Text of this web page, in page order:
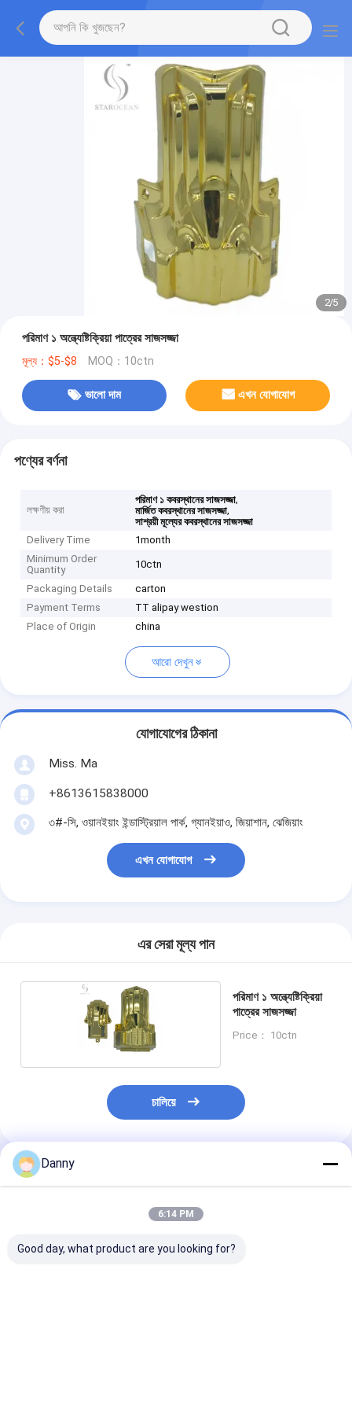
2/5
পরিমাণ ১ অন্ত্যেষ্টিক্রিয়া পাত্রের সাজসজ্জা
মূল্য：$5-$8 MOQ：10ctn
ভালো দাম এখন যোগাযোগ
পণ্যের বর্ণনা
লক্ষণীয় করা
পরিমাণ ১ কবরস্থানের সাজসজ্জা,
মার্জিত কবরস্থানের সাজসজ্জা,
সাশ্রয়ী মূল্যের কবরস্থানের সাজসজ্জা
Delivery Time
1month
Minimum Order
Quantity
10ctn
Packaging Details
carton
Payment Terms
TT alipay westion
Place of Origin
china
আরো দেখুন
যোগাযোগের ঠিকানা
Miss. Ma
+8613615838000
৩#-সি, ওয়ানইয়াং ইন্ডাস্ট্রিয়াল পার্ক, গ্যানইয়াও, জিয়াশান, ঝেজিয়াং
এখন যোগাযোগ
এর সেরা মূল্য পান
পরিমাণ ১ অন্ত্যেষ্টিক্রিয়া
পাত্রের সাজসজ্জা
Price： 10ctn
চালিয়ে
প্রস্তাবিত পণ্য
Danny
6:14 PM
Good day, what product are you looking for?